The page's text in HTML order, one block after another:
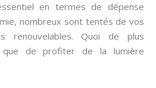
en termes de dépense
nombreux sont tentés de vos
renouvelables. Quoi de plus
que de profiter de la lumière